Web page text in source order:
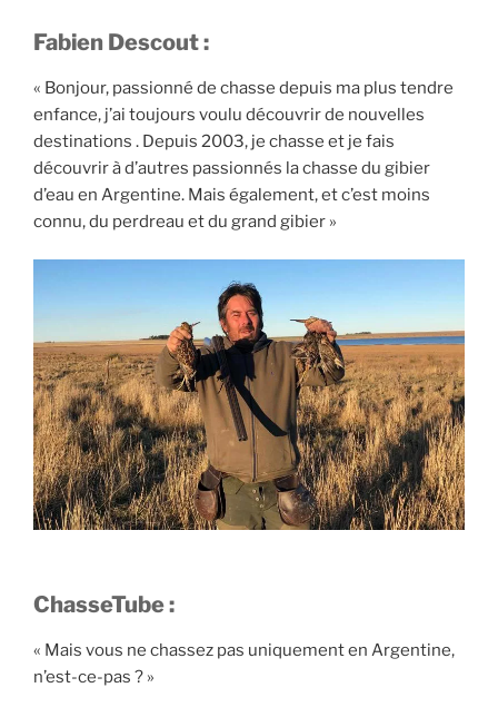
Fabien Descout :
« Bonjour, passionné de chasse depuis ma plus tendre
enfance, j’ai toujours voulu découvrir de nouvelles
destinations . Depuis 2003, je chasse et je fais
découvrir à d’autres passionnés la chasse du gibier
d’eau en Argentine. Mais également, et c’est moins
connu, du perdreau et du grand gibier »
ChasseTube :
« Mais vous ne chassez pas uniquement en Argentine,
n’est-ce-pas ? »